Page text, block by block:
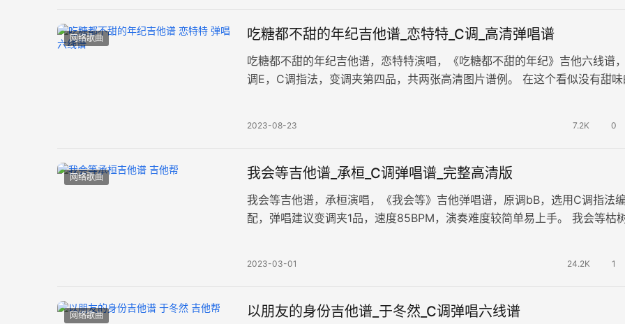
网络歌曲 吃糖都不甜的年纪吉他谱_恋特特_C调_高清弹唱谱
吃糖都不甜的年纪吉他谱，恋特特演唱，《吃糖都不甜的年纪》吉他六线谱
调E，C调指法，变调夹第四品，共两张高清图片谱例。 在这个看似没有甜味
2023-08-23 7.2K 0
网络歌曲 我会等吉他谱_承桓_C调弹唱谱_完整高清版
我会等吉他谱，承桓演唱，《我会等》吉他弹唱谱，原调bB，选用C调指法编
配，弹唱建议变调夹1品，速度85BPM，演奏难度较简单易上手。 我会等枯
2023-03-01 24.2K 1
网络歌曲 以朋友的身份吉他谱_于冬然_C调弹唱六线谱